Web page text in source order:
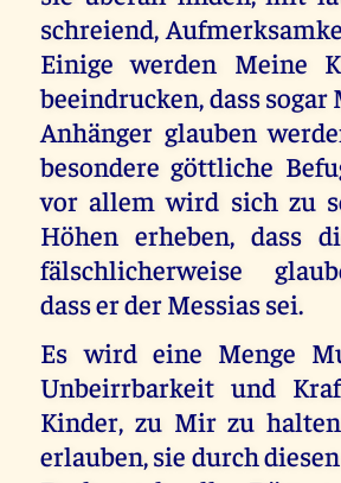
schreiend,
Einige werden Meine
beeindrucken, dass sogar
Anhänger glauben
besondere göttliche
vor allem wird sich zu
Höhen erheben, dass
fälschlicherweise
dass er der Messias sei.
Es wird eine Menge
Unbeirrbarkeit und
Kinder, zu Mir zu
erlauben, sie durch